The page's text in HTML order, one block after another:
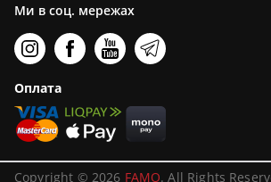
Ми в соц. мережах
Оплата
Copyright © 2026 FAMO. All Rights